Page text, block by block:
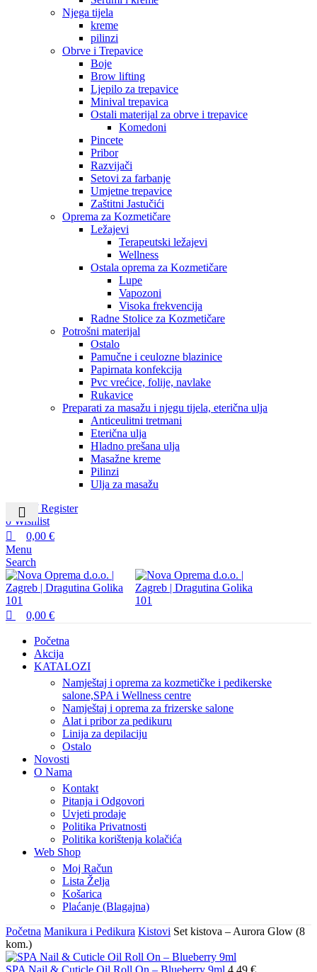
Njega tijela
kreme
pilinzi
Obrve i Trepavice
Boje
Brow lifting
Ljepilo za trepavice
Minival trepavica
Ostali materijal za obrve i trepavice
Komedoni
Pincete
Pribor
Razvijači
Setovi za farbanje
Umjetne trepavice
Zaštitni Jastučići
Oprema za Kozmetičare
Ležajevi
Terapeutski ležajevi
Wellness
Ostala oprema za Kozmetičare
Lupe
Vapozoni
Visoka frekvencija
Radne Stolice za Kozmetičare
Potrošni materijal
Ostalo
Pamučne i ceulozne blazinice
Papirnata konfekcija
Pvc vrećice, folije, navlake
Rukavice
Preparati za masažu i njegu tijela, eterična ulja
Anticeulitni tretmani
Eterična ulja
Hladno prešana ulja
Masažne kreme
Pilinzi
Ulja za masažu
Login / Register
0 Wishlist
0,00 €
Menu
Search
0,00 €
Početna
Akcija
KATALOZI
Namještaj i oprema za kozmetičke i pedikerske
salone,SPA i Wellness centre
Namještaj i oprema za frizerske salone
Alat i pribor za pedikuru
Linija za depilaciju
Ostalo
Novosti
O Nama
Kontakt
Pitanja i Odgovori
Uvjeti prodaje
Politika Privatnosti
Politika korištenja kolačića
Web Shop
Moj Račun
Lista Želja
Košarica
Plaćanje (Blagajna)
Početna Manikura i Pedikura Kistovi Set kistova – Aurora Glow (8
kom.)
SPA Nail & Cuticle Oil Roll On – Blueberry 9ml 4,49 €